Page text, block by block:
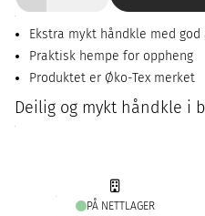
Ekstra mykt håndkle med
Praktisk hempe for oppheng
Produktet er Øko-Tex merket
Deilig og mykt håndkle i
PÅ NETTLAGER